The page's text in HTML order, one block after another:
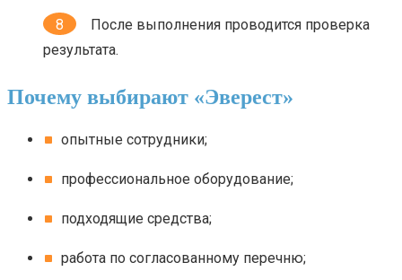
После выполнения проводится проверка
результата.
Почему выбирают «Эверест»
опытные сотрудники;
профессиональное оборудование;
подходящие средства;
работа по согласованному перечню;